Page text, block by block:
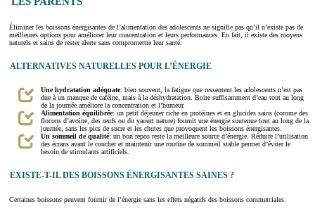
Éliminer les boissons énergisantes de l’alimentation des adolescents ne signifie pas qu’il n’existe pas de
meilleures options pour améliorer leur concentration et leurs performances. En fait, il existe des moyens
naturels et sains de rester alerte sans compromettre leur santé.
ALTERNATIVES NATURELLES POUR L’ÉNERGIE
Une hydratation adéquate: bien souvent, la fatigue que ressentent les adolescents n’est pas
due à un manque de caféine, mais à la déshydratation. Boire suffisamment d’eau tout au long
de la journée améliore la concentration et l’humeur.
Alimentation équilibrée: un petit déjeuner riche en protéines et en glucides sains (comme des
flocons d’avoine, des œufs ou du yaourt nature) fournit une énergie soutenue tout au long de la
journée, sans les pics de sucre et les chutes que provoquent les boissons énergisantes.
Un sommeil de qualité: un bon repos reste la meilleure source d’énergie. Réduire l’utilisation
des écrans avant le coucher et maintenir une routine de sommeil stable permet d’éviter le
besoin de stimulants artificiels.
EXISTE-T-IL DES BOISSONS ÉNERGISANTES SAINES ?
Certaines boissons peuvent fournir de l’énergie sans les effets négatifs des boissons commerciales.